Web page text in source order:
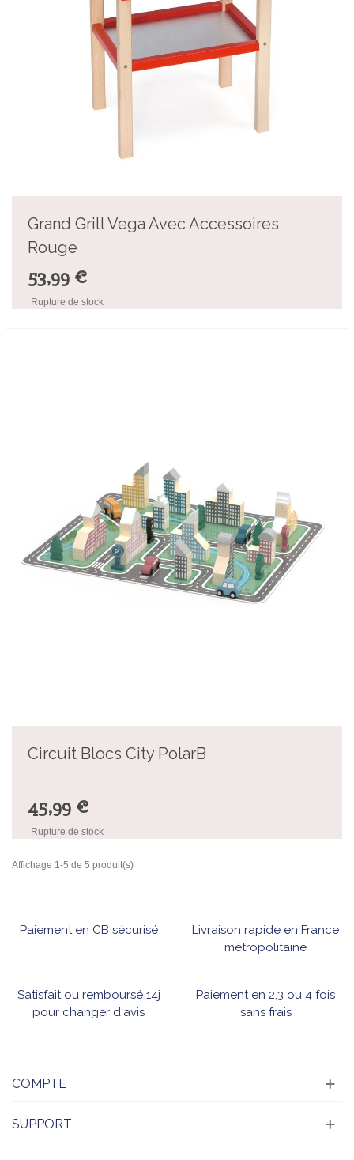
Grand Grill Vega Avec Accessoires
Rouge
53,99 €
Rupture de stock
Circuit Blocs City PolarB
45,99 €
Rupture de stock
Affichage 1-5 de 5 produit(s)
Paiement en CB sécurisé
Livraison rapide en France
métropolitaine
Satisfait ou remboursé 14j
pour changer d'avis
Paiement en 2,3 ou 4 fois
sans frais
COMPTE
SUPPORT